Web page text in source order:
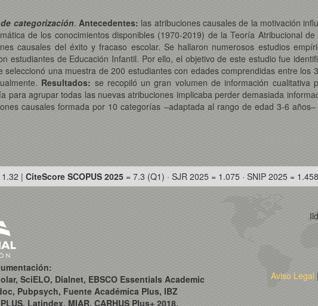
categorización.Antecedentes: las atribuciones causales de la motivación
de los conocimientos disponibles (1970-2019) de la Teoría Atribucional
causales del éxito y fracaso escolar. Se hallaron numerosos estudios
estudiantes de Educación Infantil. Por ello, el objetivo de este estudio fue
seleccionó una muestra de 200 estudiantes con edades comprendidas entre los
Resultados: se recopiló un gran volumen de información cualitativa
para agrupar todas las nuevas atribuciones implicaba perder demasiada
causales formada por 10 categorías –adaptada al rango de edad 3-6
| CiteScore SCOPUS 2025 = 7.3 (Q1) · SJR 2025 = 1.075 · SNIP 2025 = 1.458
SciELO, Dialnet, EBSCO Essentials Academic
Pubpsych, Fuente Académica Plus, IBZ
Latindex, MIAR, CARHUS Plus+ 2018,
Aviso Legal |